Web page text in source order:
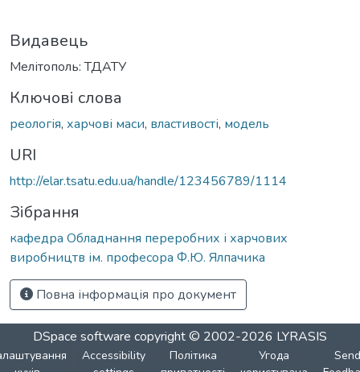
Видавець
Мелітополь: ТДАТУ
Ключові слова
реологія, харчові маси, властивості, модель
URI
http://elar.tsatu.edu.ua/handle/123456789/1114
Зібрання
кафедра Обладнання переробних і харчових
виробництв ім. професора Ф.Ю. Ялпачика
Повна інформація про документ
DSpace software copyright © 2002-2026 LYRASIS
Accessibility
Політика
Угода
Send